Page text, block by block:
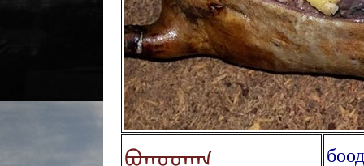
ᠪᠣᠭᠤᠳᠠᠭ